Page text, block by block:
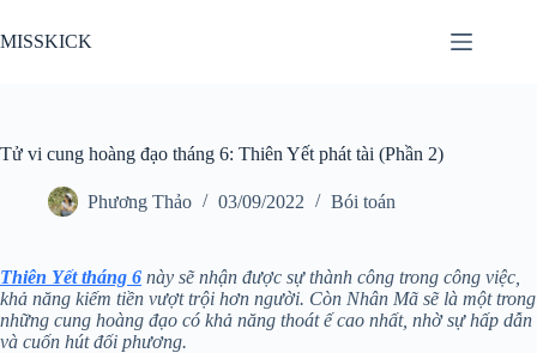
đến
phần
MISSKICK
Tử vi cung hoàng đạo tháng 6: Thiên Yết phát tài (Phần 2)
Phương Thảo 03/09/2022 Bói toán
Thiên Yết tháng 6 này sẽ nhận được sự thành công trong công việc,
khả năng kiếm tiền vượt trội hơn người. Còn Nhân Mã sẽ là một trong
những cung hoàng đạo có khả năng thoát ế cao nhất, nhờ sự hấp dẫn
và cuốn hút đối phương.